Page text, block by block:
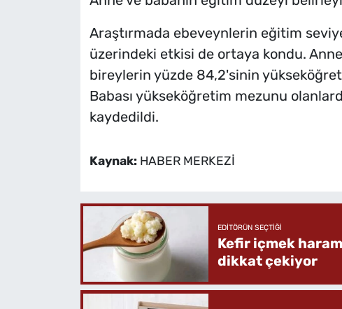
Araştırmada ebeveynlerin eğitim
üzerindeki etkisi de ortaya kondu.
bireylerin yüzde 84,2'sinin
Babası yükseköğretim mezunu
kaydedildi.
Kaynak: HABER MERKEZİ
EDITÖRÜN SEÇTIĞI
Kefir içmek
dikkat çekiyor